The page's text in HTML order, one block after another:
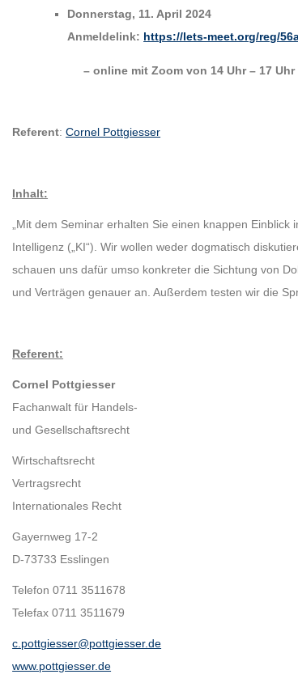
Donnerstag, 11. April 2024
Anmeldelink: https://lets-meet.org/reg/
– online mit Zoom von 14 Uhr – 17
Referent:Cornel Pottgiesser
Inhalt:
„Mit dem Seminar erhalten Sie einen knappen
Intelligenz („KI“). Wir wollen weder dogmatisch
schauen uns dafür umso konkreter die Sichtung von
und Verträgen genauer an. Außerdem testen wir die
Referent:
Cornel Pottgiesser
Fachanwalt für Handels-
und Gesellschaftsrecht
Wirtschaftsrecht
Vertragsrecht
Internationales Recht
Gayernweg 17-2
D-73733 Esslingen
Telefon 0711 3511678
Telefax 0711 3511679
c.pottgiesser@pottgiesser.de
www.pottgiesser.de